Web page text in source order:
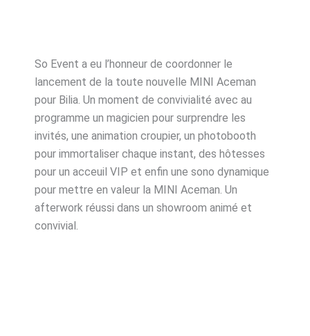
So Event a eu l’honneur de coordonner le
lancement de la toute nouvelle MINI Aceman
pour Bilia. Un moment de convivialité avec au
programme un magicien pour surprendre les
invités, une animation croupier, un photobooth
pour immortaliser chaque instant, des hôtesses
pour un acceuil VIP et enfin une sono dynamique
pour mettre en valeur la MINI Aceman. Un
afterwork réussi dans un showroom animé et
convivial.